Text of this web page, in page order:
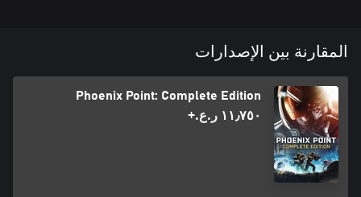
المقارنة بين الإصدارات
Phoenix Point: Complete Edition
١١٫٧٥٠ ر.ع.‏+